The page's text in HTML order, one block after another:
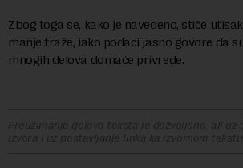
Zbog toga se, kako je navedeno, stiče
manje traže, iako podaci jasno govore da
mnogih delova domaće privrede.
Preuzimanje delova teksta je dozvoljeno, ali uz
izvora i uz postavljanje linka ka izvornom tekstu